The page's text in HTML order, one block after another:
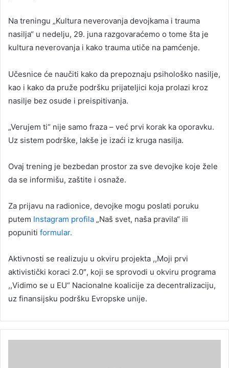
Na treningu „Kultura neverovanja devojkama i trauma
nasilja“ u nedelju, 29. juna razgovaraćemo o tome šta je
kultura neverovanja i kako trauma utiče na pamćenje.
Učesnice će naučiti kako da prepoznaju psihološko nasilje,
kao i kako da pruže podršku prijateljici koja prolazi kroz
nasilje bez osude i preispitivanja.
„Verujem ti“ nije samo fraza – već prvi korak ka oporavku.
Uz sistem podrške, lakše je izaći iz kruga nasilja.
Ovaj trening je bezbedan prostor za sve devojke koje žele
da se informišu, zaštite i osnaže.
Za prijavu na radionice, devojke mogu poslati poruku
putem Instagram profila „Naš svet, naša pravila“ ili
popuniti formular.
Aktivnosti se realizuju u okviru projekta ,,Moji prvi
aktivistički koraci 2.0″, koji se sprovodi u okviru programa
,,Vidimo se u EU“ Nacionalne koalicije za decentralizaciju,
uz finansijsku podršku Evropske unije.